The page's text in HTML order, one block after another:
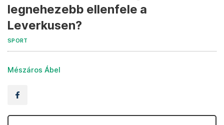
legnehezebb ellenfele a
Leverkusen?
SPORT
Mészáros Ábel